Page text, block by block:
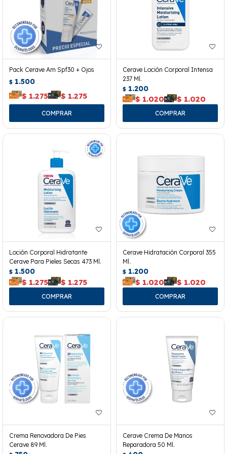
Pack Cerave Am Spf30 + Ojos
$ 1.500
$ 1.275 $ 1.275
Cerave Loción Corporal Intensa
237 Ml.
$ 1.200
$ 1.020 $ 1.020
Loción Corporal Hidratante
Cerave Para Pieles Secas 473 Ml.
$ 1.500
$ 1.275 $ 1.275
Cerave Hidratación Corporal 355
Ml.
$ 1.200
$ 1.020 $ 1.020
Crema Renovadora De Pies
Cerave 89 Ml.
Cerave Crema De Manos
Reparadora 50 Ml.